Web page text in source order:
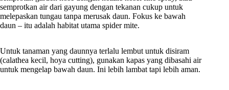
semprotkan air dari gayung dengan tekanan cukup untuk
melepaskan tungau tanpa merusak daun. Fokus ke bawah
daun – itu adalah habitat utama spider mite.
Untuk tanaman yang daunnya terlalu lembut untuk disiram
(calathea kecil, hoya cutting), gunakan kapas yang dibasahi air
untuk mengelap bawah daun. Ini lebih lambat tapi lebih aman.